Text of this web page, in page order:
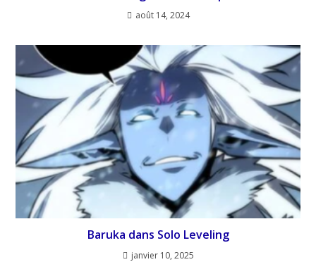
août 14, 2024
Baruka dans Solo Leveling
janvier 10, 2025